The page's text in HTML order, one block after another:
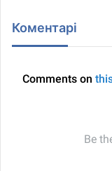
Коментарі